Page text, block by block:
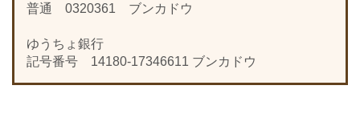
普通 0320361 ブンカドウ
ゆうちょ銀行
記号番号 14180-17346611 ブンカドウ